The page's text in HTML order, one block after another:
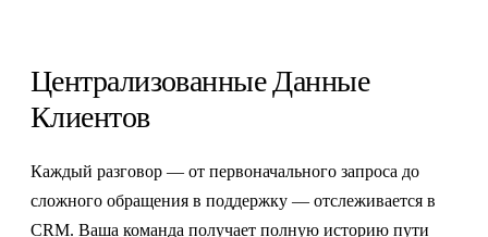
Централизованные Данные
Клиентов
Каждый разговор — от первоначального запроса до
сложного обращения в поддержку — отслеживается в
CRM. Ваша команда получает полную историю пути